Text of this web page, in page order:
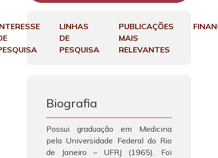
LINHAS
DE
PESQUISA
PUBLICAÇÕES
MAIS
RELEVANTES
Biografia
Possui graduação em Medicina
pela Universidade Federal do Rio
de Janeiro – UFRJ (1965). Foi